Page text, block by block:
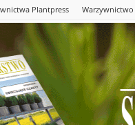
Plantpress Warzywnictwo